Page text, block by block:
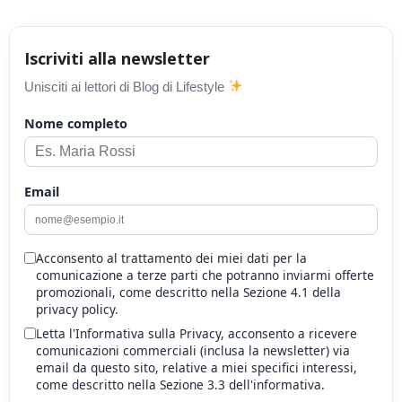
Iscriviti alla newsletter
Unisciti ai lettori di Blog di Lifestyle
Nome completo
Email
Acconsento al trattamento dei miei dati per la
comunicazione a terze parti che potranno inviarmi offerte
promozionali, come descritto nella Sezione 4.1 della
privacy policy.
Letta l'Informativa sulla Privacy, acconsento a ricevere
comunicazioni commerciali (inclusa la newsletter) via
email da questo sito, relative a miei specifici interessi,
come descritto nella Sezione 3.3 dell'informativa.